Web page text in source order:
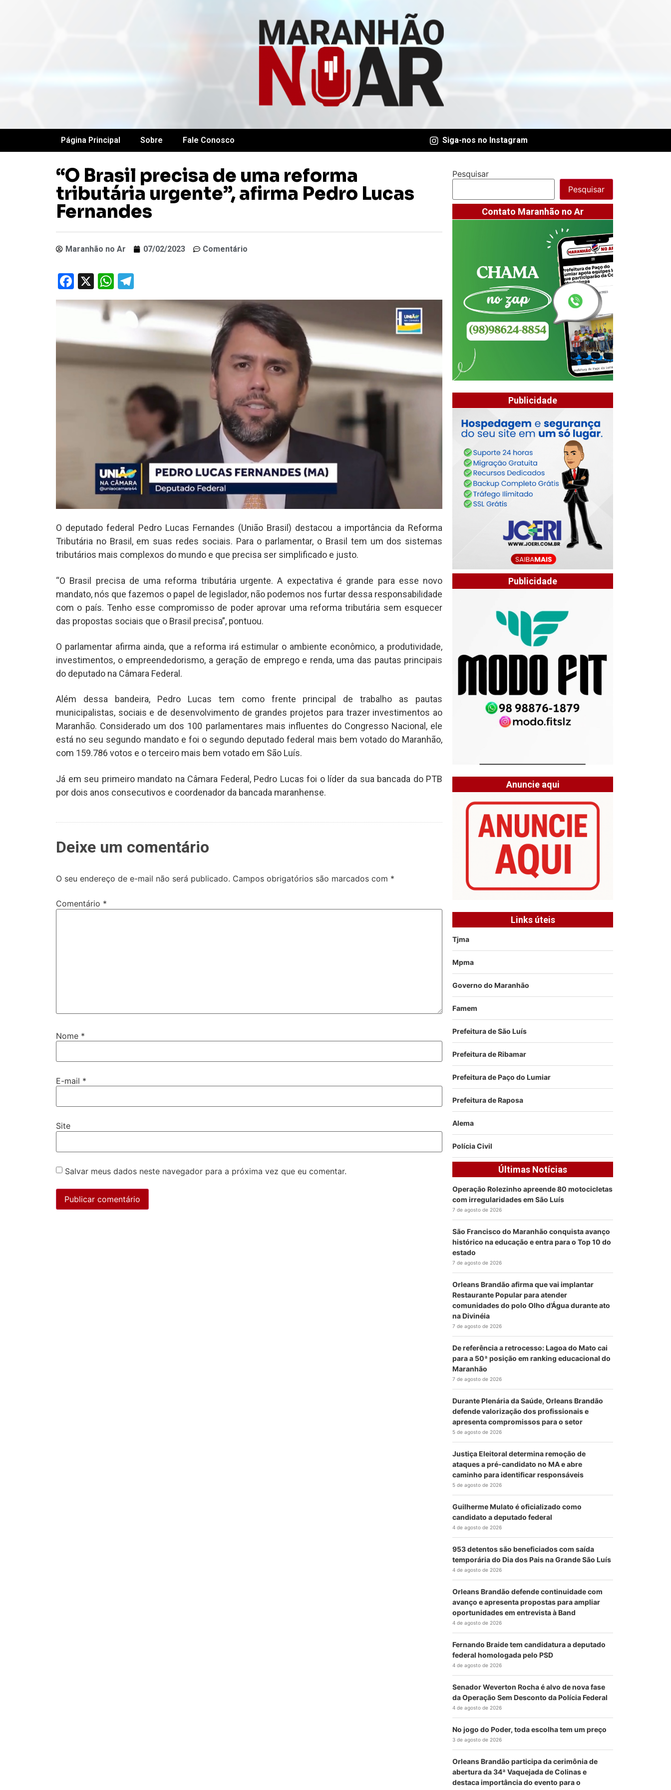
Página Principal Sobre Fale Conosco Siga-nos no Instagram
“O Brasil precisa de uma reforma
tributária urgente”, afirma Pedro Lucas
Fernandes
Maranhão no Ar 07/02/2023 Comentário
Facebook
X WhatsApp
O deputado federal Pedro Lucas Fernandes (União Brasil) destacou a importância da Reforma
Tributária no Brasil, em suas redes sociais. Para o parlamentar, o Brasil tem um dos sistemas
tributários mais complexos do mundo e que precisa ser simplificado e justo.
“O Brasil precisa de uma reforma tributária urgente. A expectativa é grande para esse novo
mandato, nós que fazemos o papel de legislador, não podemos nos furtar dessa responsabilidade
com o país. Tenho esse compromisso de poder aprovar uma reforma tributária sem esquecer
das propostas sociais que o Brasil precisa”, pontuou.
O parlamentar afirma ainda, que a reforma irá estimular o ambiente econômico, a produtividade,
investimentos, o empreendedorismo, a geração de emprego e renda, uma das pautas principais
do deputado na Câmara Federal.
Além dessa bandeira, Pedro Lucas tem como frente principal de trabalho as pautas
municipalistas, sociais e de desenvolvimento de grandes projetos para trazer investimentos ao
Maranhão. Considerado um dos 100 parlamentares mais influentes do Congresso Nacional, ele
está no seu segundo mandato e foi o segundo deputado federal mais bem votado do Maranhão,
com 159.786 votos e o terceiro mais bem votado em São Luís.
Já em seu primeiro mandato na Câmara Federal, Pedro Lucas foi o líder da sua bancada do PTB
por dois anos consecutivos e coordenador da bancada maranhense.
Deixe um comentário
O seu endereço de e-mail não será publicado. Campos obrigatórios são marcados com *
Comentário *
Nome *
E-mail *
Site
Salvar meus dados neste navegador para a próxima vez que eu comentar.
Pesquisar
Pesquisar
Contato Maranhão no Ar
Publicidade
Publicidade
Anuncie aqui
Links úteis
Tjma
Mpma
Governo do Maranhão
Famem
Prefeitura de São Luís
Prefeitura de Ribamar
Prefeitura de Paço do Lumiar
Prefeitura de Raposa
Alema
Polícia Civil
Últimas Notícias
Operação Rolezinho apreende 80 motocicletas
com irregularidades em São Luís
7 de agosto de 2026
São Francisco do Maranhão conquista avanço
histórico na educação e entra para o Top 10 do
estado
7 de agosto de 2026
Orleans Brandão afirma que vai implantar
Restaurante Popular para atender
comunidades do polo Olho d’Água durante ato
na Divinéia
7 de agosto de 2026
De referência a retrocesso: Lagoa do Mato cai
para a 50ª posição em ranking educacional do
Maranhão
7 de agosto de 2026
Durante Plenária da Saúde, Orleans Brandão
defende valorização dos profissionais e
apresenta compromissos para o setor
5 de agosto de 2026
Justiça Eleitoral determina remoção de
ataques a pré-candidato no MA e abre
caminho para identificar responsáveis
5 de agosto de 2026
Guilherme Mulato é oficializado como
candidato a deputado federal
4 de agosto de 2026
953 detentos são beneficiados com saída
temporária do Dia dos Pais na Grande São Luís
4 de agosto de 2026
Orleans Brandão defende continuidade com
avanço e apresenta propostas para ampliar
oportunidades em entrevista à Band
4 de agosto de 2026
Fernando Braide tem candidatura a deputado
federal homologada pelo PSD
4 de agosto de 2026
Senador Weverton Rocha é alvo de nova fase
da Operação Sem Desconto da Polícia Federal
4 de agosto de 2026
No jogo do Poder, toda escolha tem um preço
3 de agosto de 2026
Orleans Brandão participa da cerimônia de
abertura da 34ª Vaquejada de Colinas e
destaca importância do evento para o